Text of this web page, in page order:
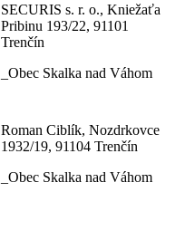
SECURIS s. r. o., Kniežaťa
Pribinu 193/22, 91101
Trenčín
_Obec Skalka nad Váhom
Roman Ciblík, Nozdrkovce
1932/19, 91104 Trenčín
_Obec Skalka nad Váhom